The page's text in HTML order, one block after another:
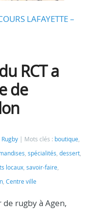
LAFAYETTE –
RCT a
de
Rugby Mots clés : boutique,
, spécialités, dessert,
locaux, savoir-faire,
, Centre ville
rugby à Agen,